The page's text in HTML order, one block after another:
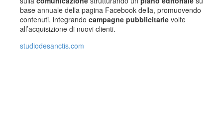
base annuale della pagina Facebook della, promuovendo
contenuti, integrando campagne pubblicitarie volte
all’acquisizione di nuovi clienti.
studiodesanctis.com